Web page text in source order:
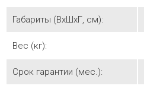
Габариты (ВхШхГ, см):
Вес (кг):
Срок гарантии (мес.):